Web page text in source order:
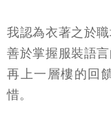
我認為衣著之於
善於掌握服裝語
再上一層樓的回
惜。